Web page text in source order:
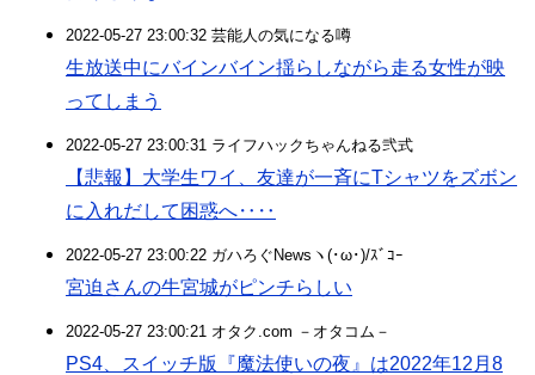
2022-05-27 23:00:32 芸能人の気になる噂
生放送中にバインバイン揺らしながら走る女性が映
ってしまう
2022-05-27 23:00:31 ライフハックちゃんねる弐式
【悲報】大学生ワイ、友達が一斉にTシャツをズボン
に入れだして困惑へ‥‥
2022-05-27 23:00:22 ガハろぐNewsヽ(･ω･)/ｽﾞｺｰ
宮迫さんの牛宮城がピンチらしい
2022-05-27 23:00:21 オタク.com －オタコム－
PS4、スイッチ版『魔法使いの夜』は2022年12月8